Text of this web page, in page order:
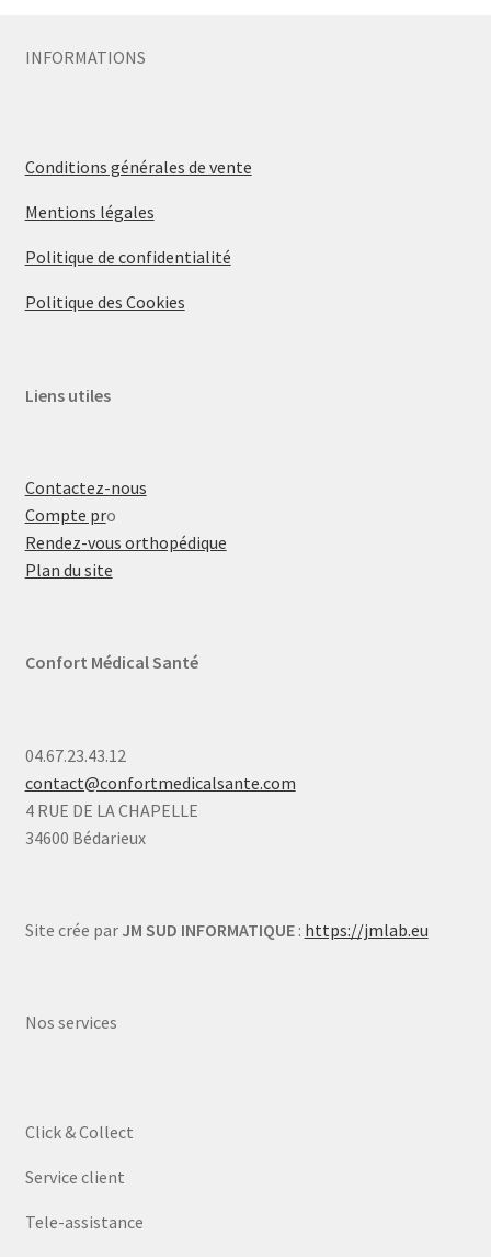
INFORMATIONS
Conditions générales de vente
Mentions légales
Politique de confidentialité
Politique des Cookies
Liens utiles
Contactez-nous
Compte pro
Rendez-vous orthopédique
Plan du site
Confort Médical Santé
04.67.23.43.12
contact@confortmedicalsante.com
4 RUE DE LA CHAPELLE
34600 Bédarieux
Site crée par JM SUD INFORMATIQUE: https://jmlab.eu
Nos services
Click & Collect
Service client
Tele-assistance